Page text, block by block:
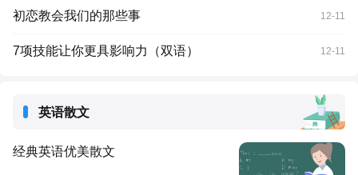
初恋教会我们的那些事 12-11
7项技能让你更具影响力（双语） 12-11
英语散文
经典英语优美散文